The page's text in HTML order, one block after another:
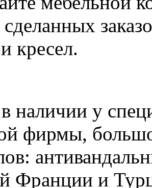
кресел.
наличии у
фирмы,
Франции и